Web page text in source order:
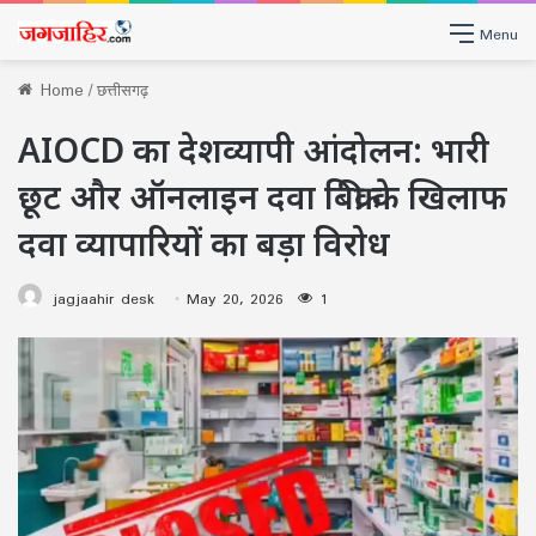
Menu
Home/छत्तीसगढ़
AIOCD का देशव्यापी आंदोलन: भारी
छूट और ऑनलाइन दवा बिक्री के खिलाफ
दवा व्यापारियों का बड़ा विरोध
jagjaahir desk May 20, 2026 1